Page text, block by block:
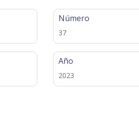
Número
37
Año
2023